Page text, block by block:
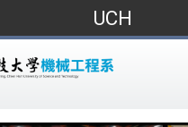
UCH